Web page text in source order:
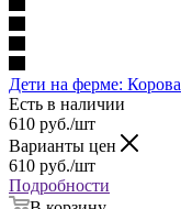
Дети на ферме: Корова
Есть в наличии
610 руб./шт
Варианты цен
610 руб./шт
Подробности